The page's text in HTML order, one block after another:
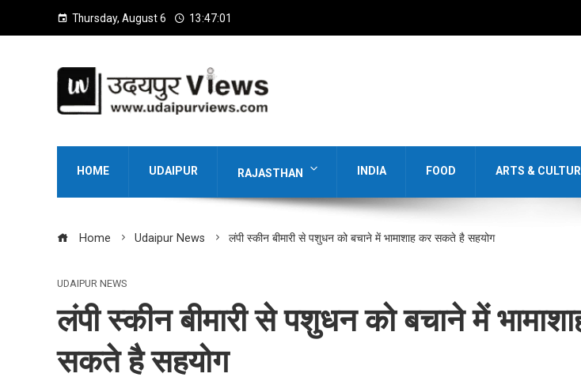
Thursday, August 6 13:47:02
HOME UDAIPUR RAJASTHAN INDIA FOOD ARTS &
Home Udaipur News लंपी स्कीन बीमारी से पशुधन को बचाने में भामाशाह कर सकते है सहयोग
UDAIPUR NEWS
लंपी स्कीन बीमारी से पशुधन को बचाने में
सकते है सहयोग